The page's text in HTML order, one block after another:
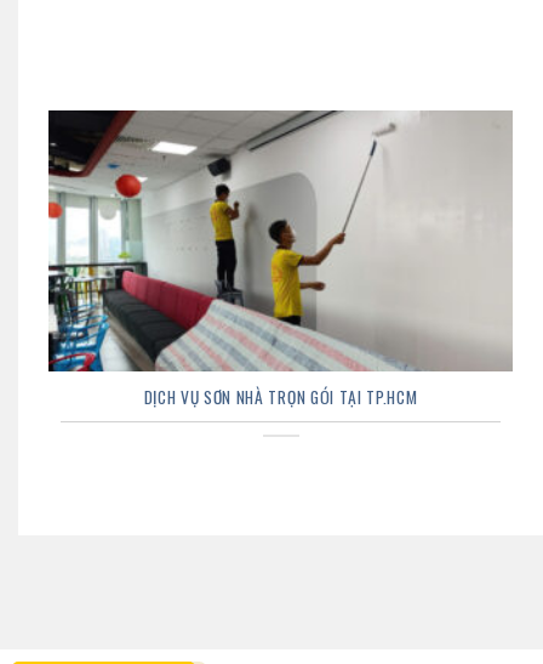
DỊCH VỤ SƠN NHÀ TRỌN GÓI TẠI TP.HCM